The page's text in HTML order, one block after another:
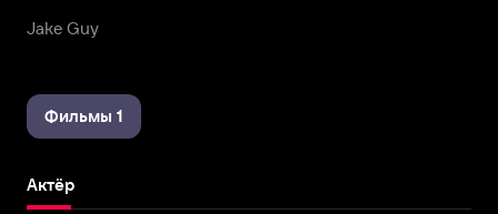
Jake Guy
Фильмы 1
Актёр